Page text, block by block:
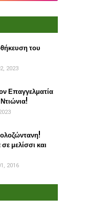
του
2023
Επαγγελματία
μελίσσι και
2016